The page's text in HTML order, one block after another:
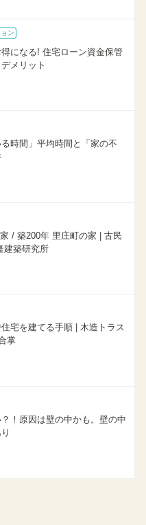
ン
になる! 住宅ローン資金保管
メリット
時間」平均時間と「家の不
/ 築200年 里庄町の家 | 古民
建築研究所
宅を建てる手順 | 木造トラス
掌
！原因は壁の中かも。壁の中